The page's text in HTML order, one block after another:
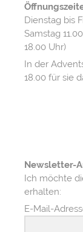
Dienstag bis
Samstag
18.00 Uhr)
In der
18.00 für sie
Newsletter-
Ich möchte
erhalten:
E-Mail-